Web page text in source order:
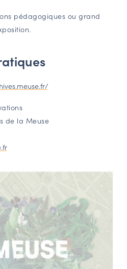
pédagogiques ou grand
de la Meuse